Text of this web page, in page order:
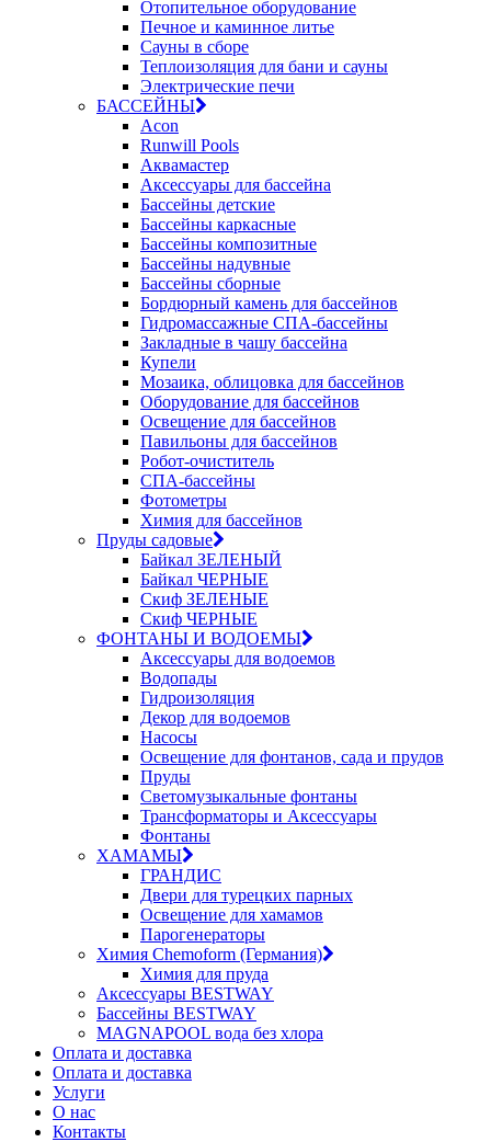
Отопительное оборудование
Печное и каминное литье
Сауны в сборе
Теплоизоляция для бани и сауны
Электрические печи
БАССЕЙНЫ
Acon
Runwill Pools
Аквамастер
Аксессуары для бассейна
Бассейны детские
Бассейны каркасные
Бассейны композитные
Бассейны надувные
Бассейны сборные
Бордюрный камень для бассейнов
Гидромассажные СПА-бассейны
Закладные в чашу бассейна
Купели
Мозаика, облицовка для бассейнов
Оборудование для бассейнов
Освещение для бассейнов
Павильоны для бассейнов
Робот-очиститель
СПА-бассейны
Фотометры
Химия для бассейнов
Пруды садовые
Байкал ЗЕЛЕНЫЙ
Байкал ЧЕРНЫЕ
Скиф ЗЕЛЕНЫЕ
Скиф ЧЕРНЫЕ
ФОНТАНЫ И ВОДОЕМЫ
Аксессуары для водоемов
Водопады
Гидроизоляция
Декор для водоемов
Насосы
Освещение для фонтанов, сада и прудов
Пруды
Светомузыкальные фонтаны
Трансформаторы и Аксессуары
Фонтаны
ХАМАМЫ
ГРАНДИС
Двери для турецких парных
Освещение для хамамов
Парогенераторы
Химия Chemoform (Германия)
Химия для пруда
Аксессуары BESTWAY
Бассейны BESTWAY
MAGNAPOOL вода без хлора
Оплата и доставка
Оплата и доставка
Услуги
О нас
Контакты